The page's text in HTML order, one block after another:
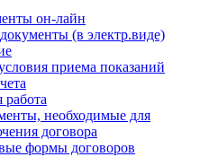
он-лайн
(в электр.виде)
приема показаний
работа
необходимые для
договора
формы договоров